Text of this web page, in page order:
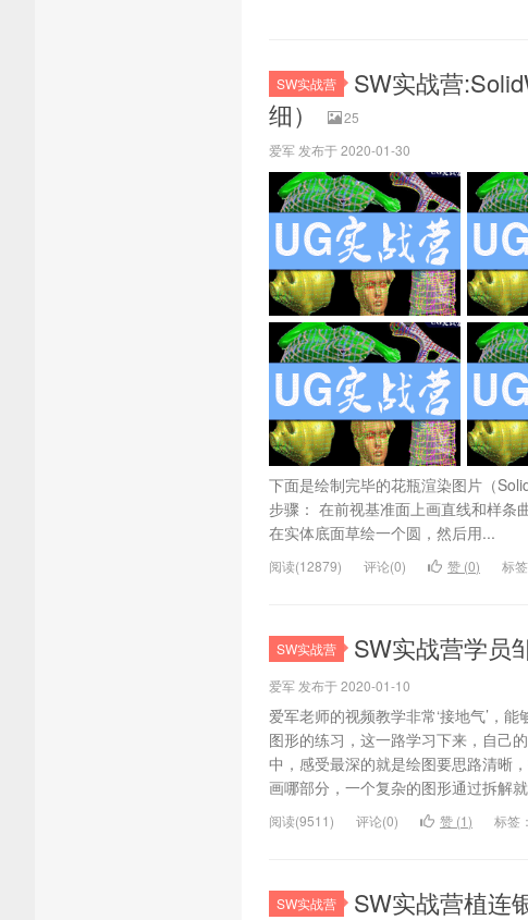
SW实战营
SW实战营
细）
25
爱军 发布于 2020-01-30
下面是绘制完毕的花瓶渲染图片（
步骤： 在前视基准面上画直线和样条
在实体底面草绘一个圆，然后用...
阅读(12879) 评论(0) 赞 (0) 标签
SW实战营 SW实战营学员
爱军 发布于 2020-01-10
爱军老师的视频教学非常‘接地气’，
图形的练习，这一路学习下来，自己
中，感受最深的就是绘图要思路清晰
画哪部分，一个复杂的图形通过拆解
阅读(9511) 评论(0) 赞 (1) 标签：
SW实战营 SW实战营植连